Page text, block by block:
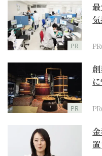
PR
PR